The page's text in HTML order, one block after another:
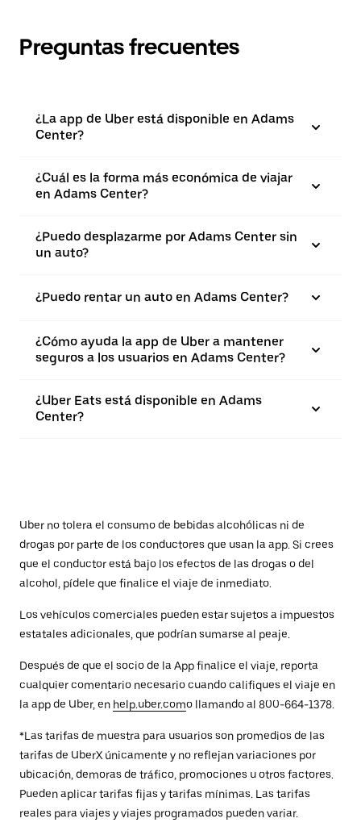
Preguntas frecuentes
¿La app de Uber está disponible en Adams
Center?
¿Cuál es la forma más económica de viajar
en Adams Center?
¿Puedo desplazarme por Adams Center sin
un auto?
¿Puedo rentar un auto en Adams Center?
¿Cómo ayuda la app de Uber a mantener
seguros a los usuarios en Adams Center?
¿Uber Eats está disponible en Adams
Center?
Uber no tolera el consumo de bebidas alcohólicas ni de
drogas por parte de los conductores que usan la app. Si crees
que el conductor está bajo los efectos de las drogas o del
alcohol, pídele que finalice el viaje de inmediato.
Los vehículos comerciales pueden estar sujetos a impuestos
estatales adicionales, que podrían sumarse al peaje.
Después de que el socio de la App finalice el viaje, reporta
cualquier comentario necesario cuando califiques el viaje en
la app de Uber, en help.uber.como llamando al 800-664-1378.
*Las tarifas de muestra para usuarios son promedios de las
tarifas de UberX únicamente y no reflejan variaciones por
ubicación, demoras de tráfico, promociones u otros factores.
Pueden aplicar tarifas fijas y tarifas mínimas. Las tarifas
reales para viajes y viajes programados pueden variar.